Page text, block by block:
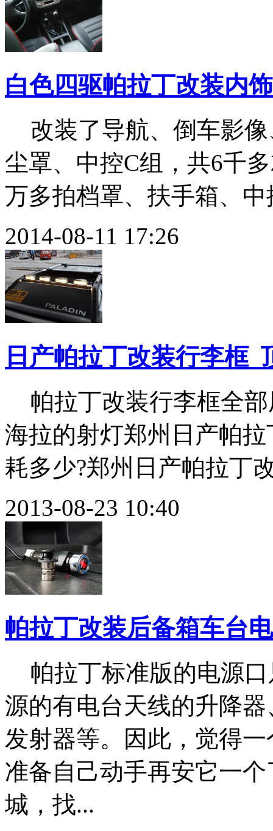
白色四驱帕拉丁改装内
改装了导航、倒车影
尘罩、中控C组，共6千
万多拍档罩、扶手箱、
2014-08-11 17:26
日产帕拉丁改装行李框_
帕拉丁改装行李框全
海拉的射灯郑州日产帕
耗多少?郑州日产帕拉丁
2013-08-23 10:40
帕拉丁改装后备箱车台
帕拉丁标准版的电源
源的有电台天线的升降
发射器等。因此，觉得
准备自己动手再安它一
城，找...